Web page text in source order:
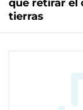
que retirar el
tierras